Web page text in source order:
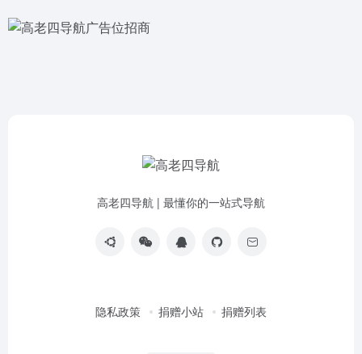
高老四导航 | 最懂你的一站式导航
隐私政策 捐赠小站 捐赠列表